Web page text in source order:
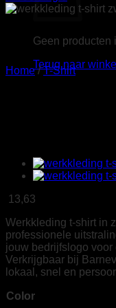
Geen producten
Terug naar winkel
Home / T-Shirt
13,63
Werkkleding t-shirt in
professionele
jouw bedrijfslogo voor
Verkrijgbaar bij
lokaal, snel en
Color